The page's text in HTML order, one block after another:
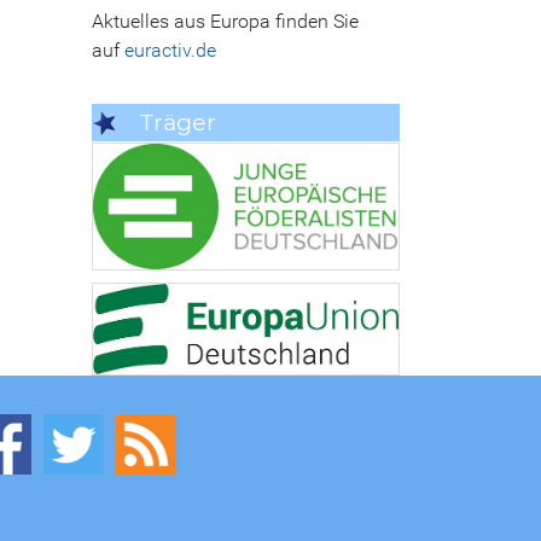
Aktuelles aus Europa finden Sie
aufeuractiv.de
Träger